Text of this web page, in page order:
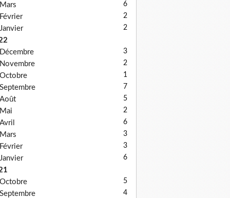
Mars 6
Février 2
Janvier 2
Décembre
3
Novembre 2
Octobre 1
Septembre 7
Août 5
Mai 2
Avril 6
Mars 3
Février 3
Janvier 6
Octobre
5
Septembre 4